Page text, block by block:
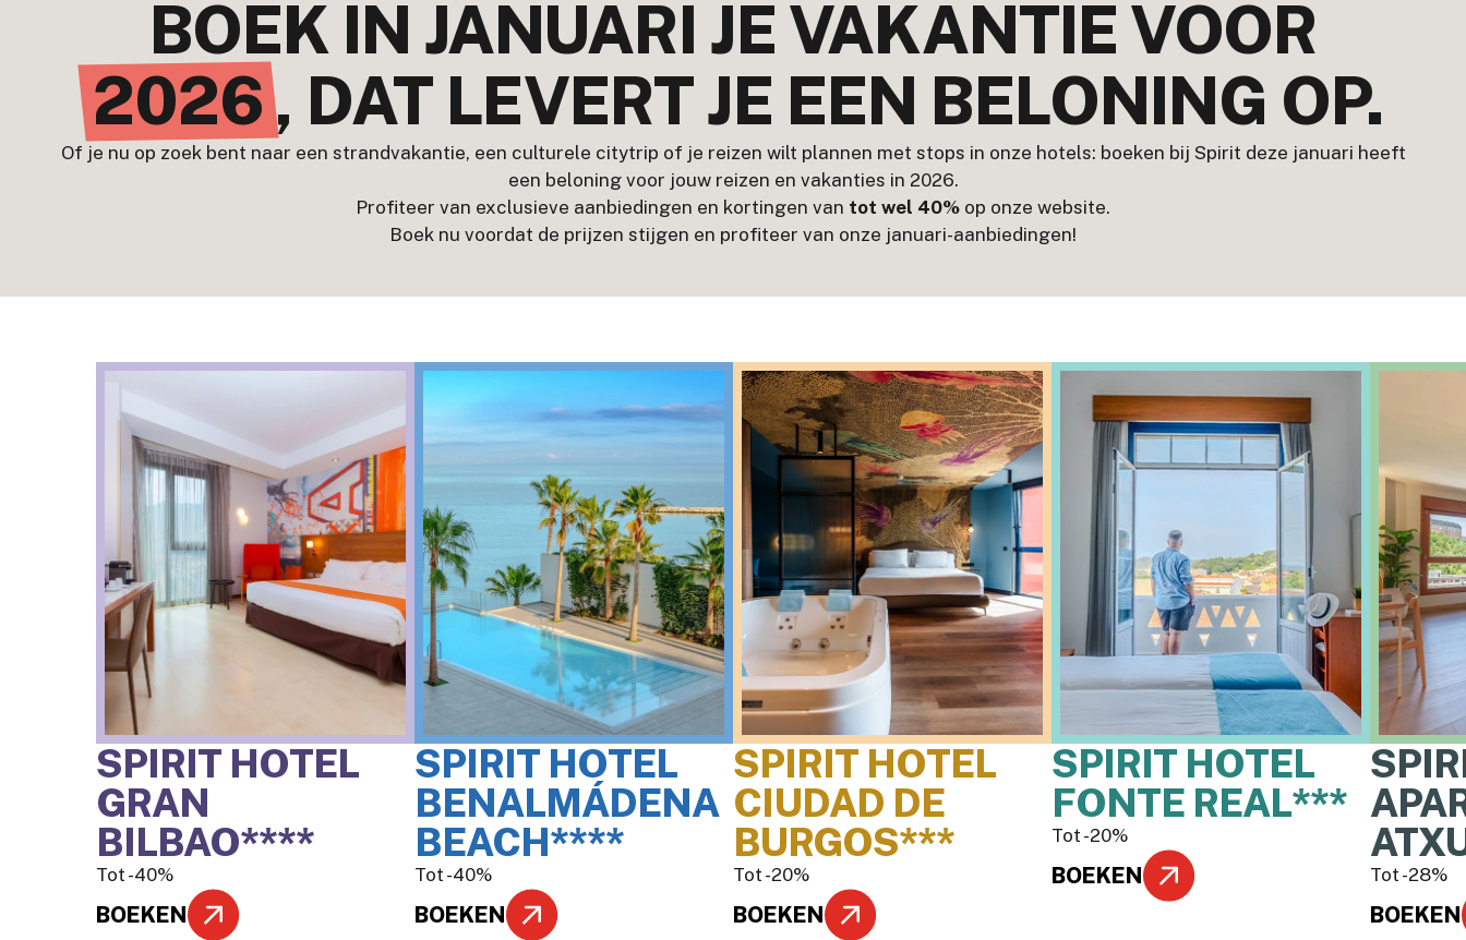
BOEK IN JANUARI JE VAKANTIE VOOR
2026, DAT LEVERT JE EEN BELONING OP.
Of je nu op zoek bent naar een strandvakantie, een culturele citytrip of je reizen wilt plannen met stops in onze hotels: boeken bij Spirit deze januari heeft
een beloning voor jouw reizen en vakanties in 2026.
Profiteer van exclusieve aanbiedingen en kortingen van tot wel 40% op onze website.
Boek nu voordat de prijzen stijgen en profiteer van onze januari-aanbiedingen!
SPIRIT HOTEL
GRAN
BILBAO****
Tot -40%
BOEKEN
SPIRIT HOTEL
BENALMÁDENA
BEACH****
Tot -40%
BOEKEN
SPIRIT HOTEL
CIUDAD DE
BURGOS***
Tot -20%
BOEKEN
SPIRIT HOTEL
FONTE REAL***
Tot -20%
BOEKEN Tot -28%
BOEKEN